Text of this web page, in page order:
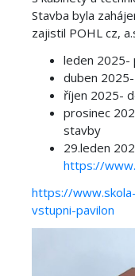
Stavba byla
zajistil POHL cz,
leden 2025-
duben
říjen 2025-
prosinec
stavby
29.leden
https://
https://
vstupni-pavilon